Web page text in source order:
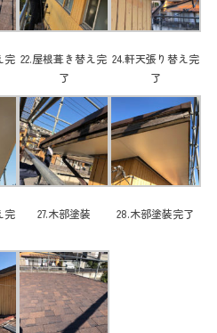
完 22.屋根葺き替え完
了
24.軒天張り替え完
了
完
27.木部塗装 28.木部塗装完了